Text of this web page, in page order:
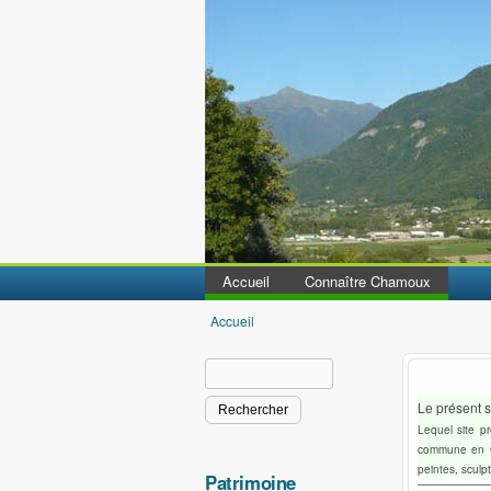
Accueil Connaître Chamoux
Vous êtes ici
Accueil
Le présent
Lequel site
commune
peintes,
Formulaire de recherche
Patrimoine